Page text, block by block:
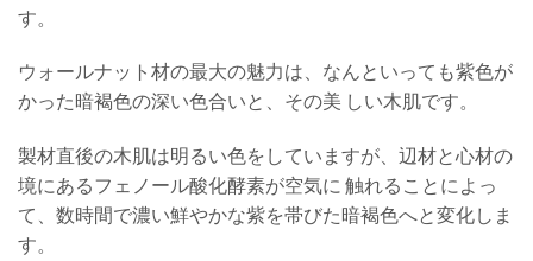
す。
ウォールナット材の最大の魅力は、なんといっても紫色が
かった暗褐色の深い色合いと、その美 しい木肌です。
製材直後の木肌は明るい色をしていますが、辺材と心材の
境にあるフェノール酸化酵素が空気に 触れることによっ
て、数時間で濃い鮮やかな紫を帯びた暗褐色へと変化しま
す。